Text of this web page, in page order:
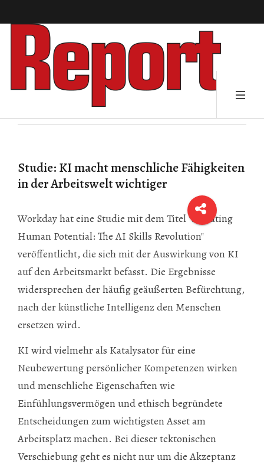
Studie: KI macht menschliche Fähigkeiten
in der Arbeitswelt wichtiger
Workday hat eine Studie mit dem Titel "Elevating
Human Potential: The AI Skills Revolution"
veröffentlicht, die sich mit der Auswirkung von KI
auf den Arbeitsmarkt befasst. Die Ergebnisse
widersprechen der häufig geäußerten Befürchtung,
nach der künstliche Intelligenz den Menschen
ersetzen wird.
KI wird vielmehr als Katalysator für eine
Neubewertung persönlicher Kompetenzen wirken
und menschliche Eigenschaften wie
Einfühlungsvermögen und ethisch begründete
Entscheidungen zum wichtigsten Asset am
Arbeitsplatz machen. Bei dieser tektonischen
Verschiebung geht es nicht nur um die Akzeptanz